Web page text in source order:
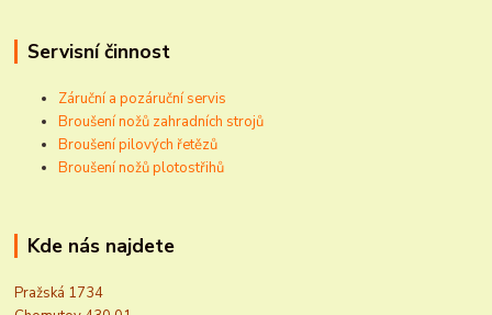
Servisní činnost
Záruční a pozáruční servis
Broušení nožů zahradních strojů
Broušení pilových řetězů
Broušení nožů plotostřihů
Kde nás najdete
Pražská 1734